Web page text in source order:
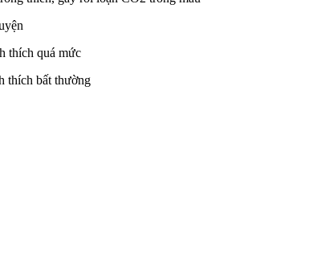
thích quá mức
thích bất thường